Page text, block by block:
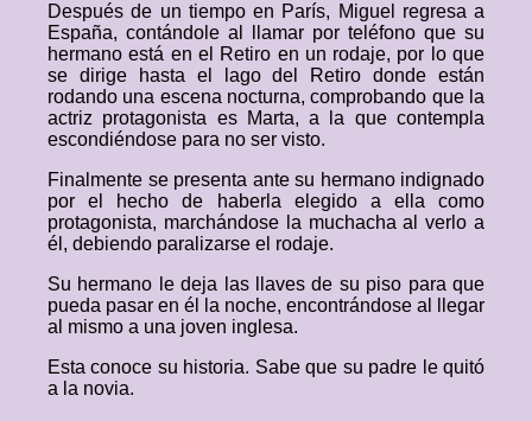
Después de un tiempo en París, Miguel regresa a
España, contándole al llamar por teléfono que su
hermano está en el Retiro en un rodaje, por lo que
se dirige hasta el lago del Retiro donde están
rodando una escena nocturna, comprobando que la
actriz protagonista es Marta, a la que contempla
escondiéndose para no ser visto.
Finalmente se presenta ante su hermano indignado
por el hecho de haberla elegido a ella como
protagonista, marchándose la muchacha al verlo a
él, debiendo paralizarse el rodaje.
Su hermano le deja las llaves de su piso para que
pueda pasar en él la noche, encontrándose al llegar
al mismo a una joven inglesa.
Esta conoce su historia. Sabe que su padre le quitó
a la novia.